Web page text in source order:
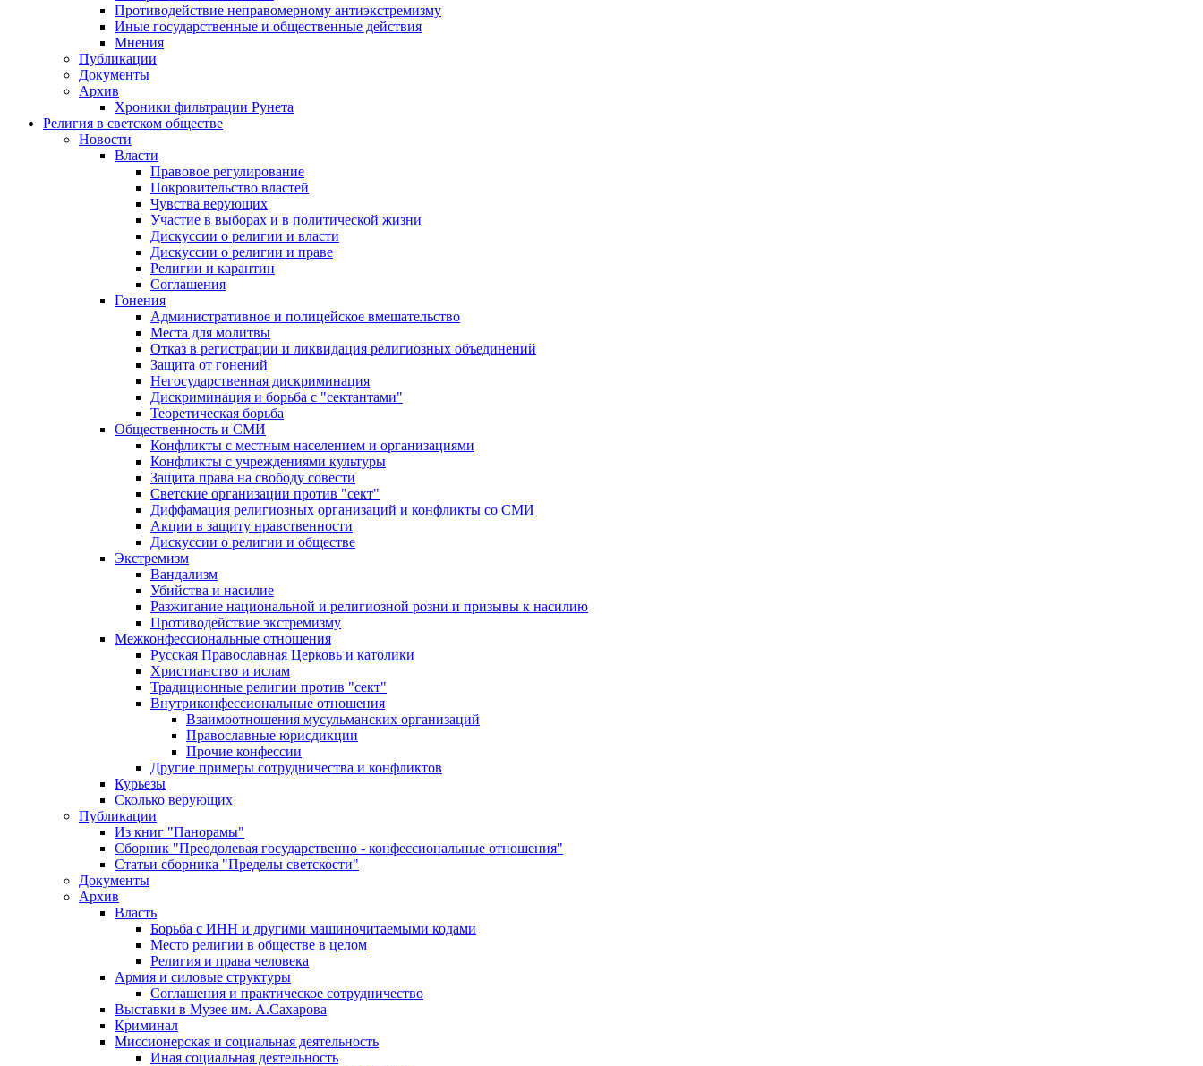
Противодействие неправомерному антиэкстремизму
Иные государственные и общественные действия
Мнения
Публикации
Документы
Архив
Хроники фильтрации Рунета
Религия в светском обществе
Новости
Власти
Правовое регулирование
Покровительство властей
Чувства верующих
Участие в выборах и в политической жизни
Дискуссии о религии и власти
Дискуссии о религии и праве
Религии и карантин
Соглашения
Гонения
Административное и полицейское вмешательство
Места для молитвы
Отказ в регистрации и ликвидация религиозных объединений
Защита от гонений
Негосударственная дискриминация
Дискриминация и борьба с "сектантами"
Теоретическая борьба
Общественность и СМИ
Конфликты с местным населением и организациями
Конфликты с учреждениями культуры
Защита права на свободу совести
Светские организации против "сект"
Диффамация религиозных организаций и конфликты со СМИ
Акции в защиту нравственности
Дискуссии о религии и обществе
Экстремизм
Вандализм
Убийства и насилие
Разжигание национальной и религиозной розни и призывы к насилию
Противодействие экстремизму
Межконфессиональные отношения
Русская Православная Церковь и католики
Христианство и ислам
Традиционные религии против "сект"
Внутриконфессиональные отношения
Взаимоотношения мусульманских организаций
Православные юрисдикции
Прочие конфессии
Другие примеры сотрудничества и конфликтов
Курьезы
Сколько верующих
Публикации
Из книг "Панорамы"
Сборник "Преодолевая государственно - конфессиональные отношения"
Статьи сборника "Пределы светскости"
Документы
Архив
Власть
Борьба с ИНН и другими машиночитаемыми кодами
Место религии в обществе в целом
Религия и права человека
Армия и силовые структуры
Соглашения и практическое сотрудничество
Выставки в Музее им. А.Сахарова
Криминал
Миссионерская и социальная деятельность
Иная социальная деятельность